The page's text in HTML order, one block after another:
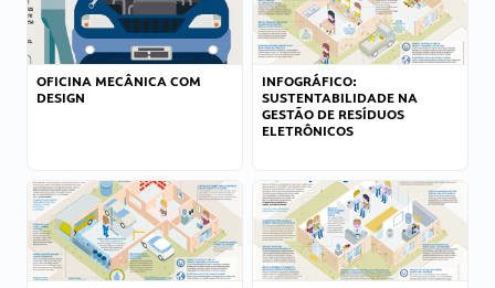
OFICINA MECÂNICA COM
DESIGN
INFOGRÁFICO:
SUSTENTABILIDADE NA
GESTÃO DE RESÍDUOS
ELETRÔNICOS